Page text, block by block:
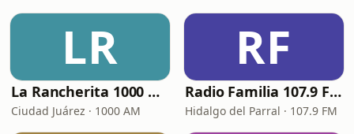
LR
La Rancherita 1000 AM
Ciudad Juárez · 1000 AM
RF
Radio Familia 107.9 FM
Hidalgo del Parral · 107.9 FM